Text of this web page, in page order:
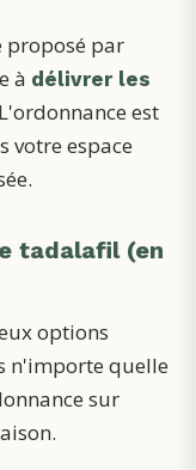
proposé par
à délivrer les
est
votre espace
tadalafil (en
options
n'importe quelle
sur